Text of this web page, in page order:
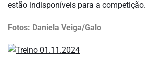
estão indisponíveis para a competição.
Fotos: Daniela Veiga/Galo